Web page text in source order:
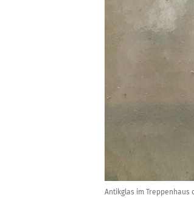
Antikglas im Treppenhaus